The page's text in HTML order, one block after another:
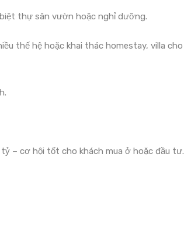
thự sân vườn hoặc nghỉ dưỡng.
thế hệ hoặc khai thác homestay, villa cho
– cơ hội tốt cho khách mua ở hoặc đầu tư.